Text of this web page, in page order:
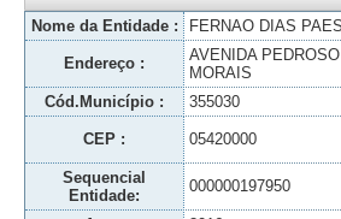
Nome da Entidade :
FERNAO DIAS PAES
Endereço :
AVENIDA
MORAIS
Cód.Município : 355030
CEP : 05420000
Sequencial
Entidade:
000000197950